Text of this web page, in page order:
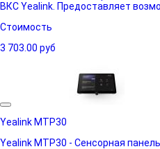
ВКС Yealink. Предоставляет
Стоимость
3 703.00 руб
Yealink MTP30
Yealink MTP30 - Cенсорная